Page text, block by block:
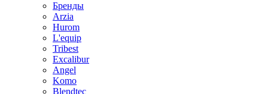
Бренды
Arzia
Hurom
L'equip
Tribest
Excalibur
Angel
Komo
Blendtec